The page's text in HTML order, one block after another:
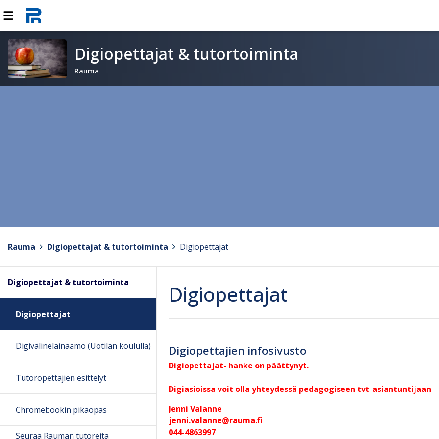
Digiopettajat & tutortoiminta
Rauma
Rauma Digiopettajat & tutortoiminta Digiopettajat
Digiopettajat
Digiopettajien infosivusto
Digiopettajat- hanke on päättynyt.
Digiasioissa voit olla yhteydessä pedagogiseen tvt-asiantuntijaan
Jenni Valanne
jenni.valanne@rauma.fi
044-4863997
Digiopettajat & tutortoiminta
Digiopettajat
Digivälinelainaamo (Uotilan koululla)
Tutoropettajien esittelyt
Chromebookin pikaopas
Seuraa Rauman tutoreita